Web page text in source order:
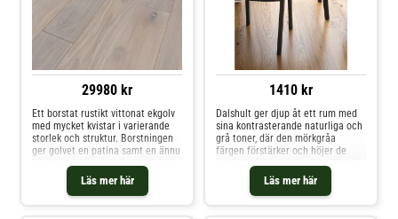
29980 kr
Läs mer här
Ett borstat rustikt vittonat ekgolv
med mycket kvistar i varierande
storlek och struktur. Borstningen
ger golvet en patina samt en ännu
hårdare yta än den eken redan
har. Spacklingar förekommer på
1410 kr
Läs mer här
Dalshult ger djup åt ett rum med
sina kontrasterande naturliga och
grå toner, där den mörkgråa
färgen förstärker och höjer de
intrikata ådringsmönstren. Nature-
sorteringen förstärker den
autentiska trä-looken, och
tillsammans med den naturliga